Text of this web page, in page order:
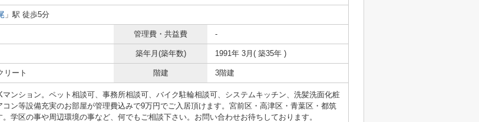
」駅 徒歩5分
管理費・共益費 -
築年月(築年数) 1991年 3月( 築35年 )
リート 階建 3階建
マンション。ペット相談可、事務所相談可、バイク駐輪相談可、システムキッチン、洗髪洗面化粧
コン等設備充実のお部屋が管理費込みで9万円でご入居頂けます。宮前区・高津区・青葉区・都筑
学区の事や周辺環境の事など、何でもご相談下さい。お問い合わせお待ちしております。